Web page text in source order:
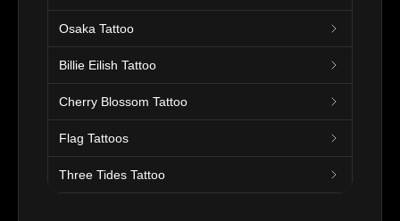
Osaka Tattoo
Billie Eilish Tattoo
Cherry Blossom Tattoo
Flag Tattoos
Three Tides Tattoo